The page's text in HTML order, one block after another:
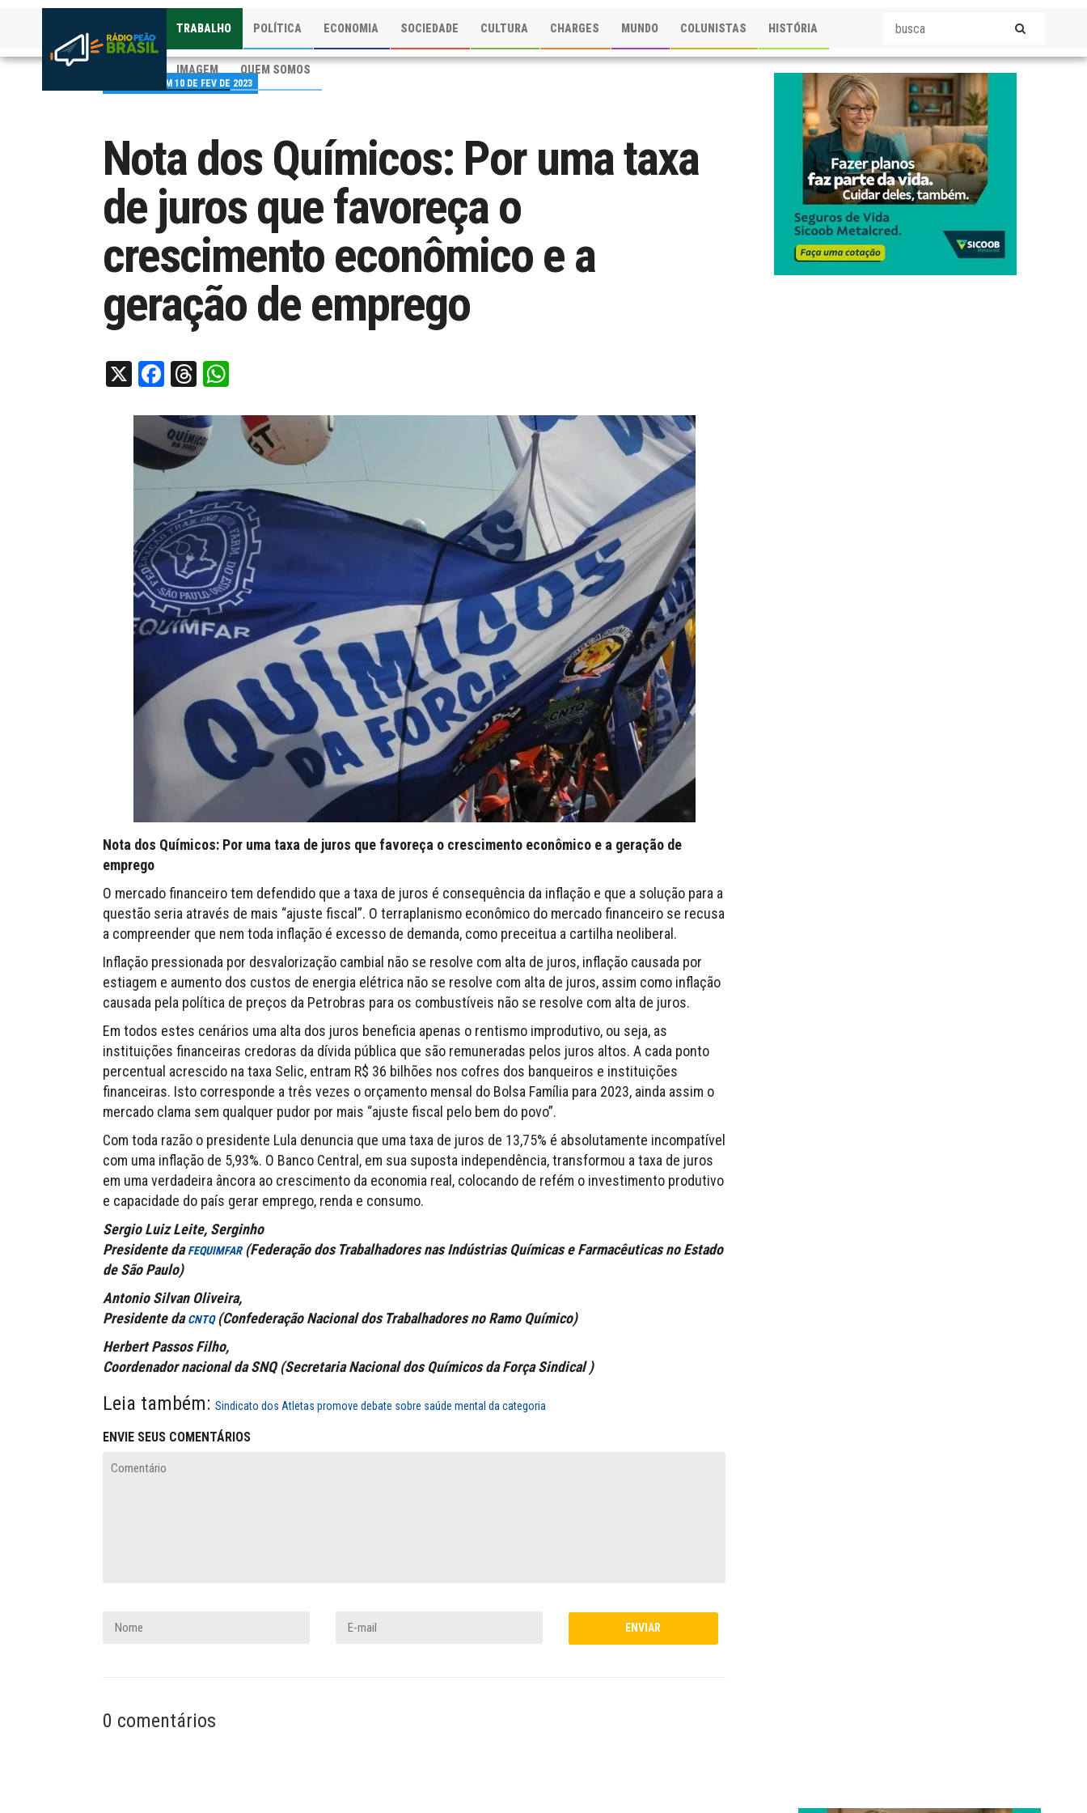
TRABALHO POLÍTICA ECONOMIA SOCIEDADE CULTURA CHARGES MUNDO COLUNISTAS HISTÓRIA
IMAGEM QUEM SOMOS
PUBLICADO EM 10 DE FEV DE 2023
Nota dos Químicos: Por uma taxa
de juros que favoreça o
crescimento econômico e a
geração de emprego
X Facebook
Threads
Nota dos Químicos: Por uma taxa de juros que favoreça o crescimento econômico e a geração de
emprego
O mercado financeiro tem defendido que a taxa de juros é consequência da inflação e que a solução para a
questão seria através de mais “ajuste fiscal”. O terraplanismo econômico do mercado financeiro se recusa
a compreender que nem toda inflação é excesso de demanda, como preceitua a cartilha neoliberal.
Inflação pressionada por desvalorização cambial não se resolve com alta de juros, inflação causada por
estiagem e aumento dos custos de energia elétrica não se resolve com alta de juros, assim como inflação
causada pela política de preços da Petrobras para os combustíveis não se resolve com alta de juros.
Em todos estes cenários uma alta dos juros beneficia apenas o rentismo improdutivo, ou seja, as
instituições financeiras credoras da dívida pública que são remuneradas pelos juros altos. A cada ponto
percentual acrescido na taxa Selic, entram R$ 36 bilhões nos cofres dos banqueiros e instituições
financeiras. Isto corresponde a três vezes o orçamento mensal do Bolsa Família para 2023, ainda assim o
mercado clama sem qualquer pudor por mais “ajuste fiscal pelo bem do povo”.
Com toda razão o presidente Lula denuncia que uma taxa de juros de 13,75% é absolutamente incompatível
com uma inflação de 5,93%. O Banco Central, em sua suposta independência, transformou a taxa de juros
em uma verdadeira âncora ao crescimento da economia real, colocando de refém o investimento produtivo
e capacidade do país gerar emprego, renda e consumo.
Sergio Luiz Leite, Serginho
Presidente daFEQUIMFAR(Federação dos Trabalhadores nas Indústrias Químicas e Farmacêuticas no Estado
de São Paulo)
Antonio Silvan Oliveira,
Presidente daCNTQ(Confederação Nacional dos Trabalhadores no Ramo Químico)
Herbert Passos Filho,
Coordenador nacional da SNQ (Secretaria Nacional dos Químicos da Força Sindical )
Leia também: Sindicato dos Atletas promove debate sobre saúde mental da categoria
ENVIE SEUS COMENTÁRIOS
0 comentários